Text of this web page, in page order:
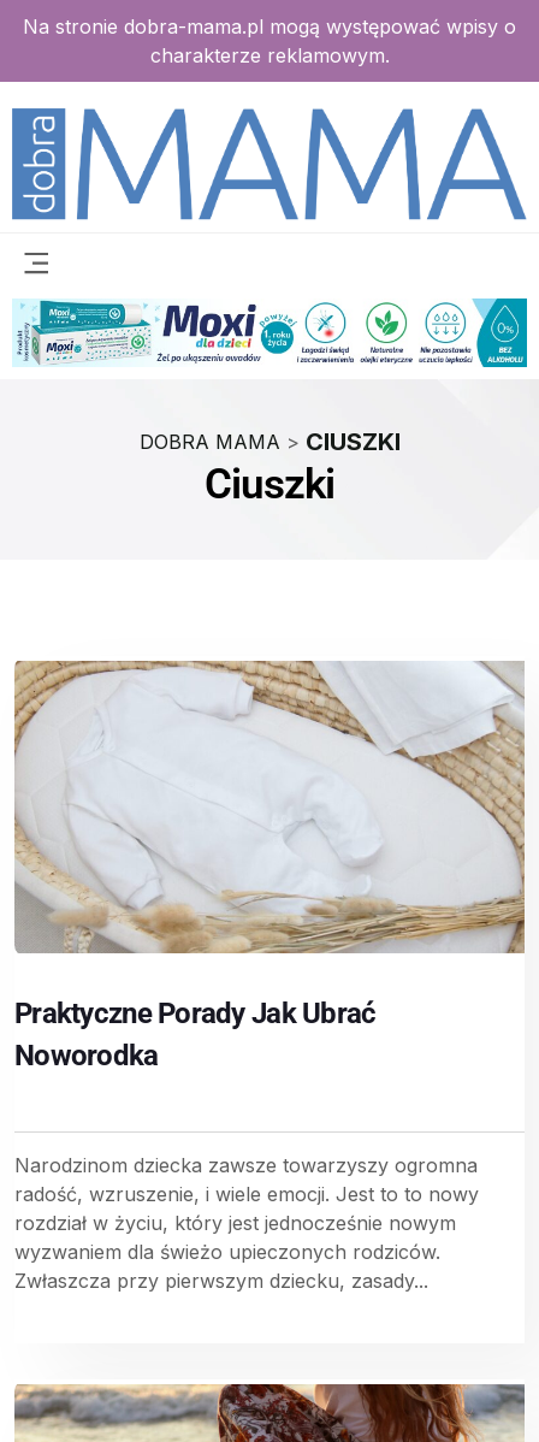
Na stronie dobra-mama.pl mogą występować wpisy o
charakterze reklamowym.
DOBRA MAMA > CIUSZKI
Ciuszki
Praktyczne Porady Jak Ubrać
Noworodka
Narodzinom dziecka zawsze towarzyszy ogromna
radość, wzruszenie, i wiele emocji. Jest to to nowy
rozdział w życiu, który jest jednocześnie nowym
wyzwaniem dla świeżo upieczonych rodziców.
Zwłaszcza przy pierwszym dziecku, zasady...